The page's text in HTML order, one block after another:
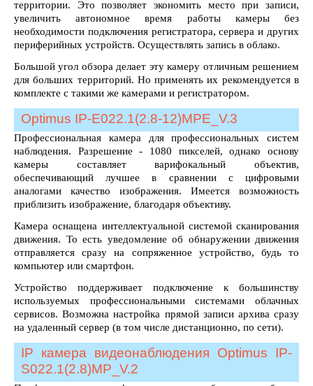
территории. Это позволяет экономить место при записи,
увеличить автономное время работы камеры без
необходимости подключения регистратора, сервера и других
периферийных устройств. Осуществлять запись в облако.
Большой угол обзора делает эту камеру отличным решением
для больших территорий. Но применять их рекомендуется в
комплекте с такими же камерами и регистратором.
Optimus IP-E022.1(2.8-12)MPE_V.3
Профессиональная камера для профессиональных систем
наблюдения. Разрешение - 1080 пикселей, однако основу
камеры составляет варифокальный объектив,
обеспечивающий лучшее в сравнении с цифровыми
аналогами качество изображения. Имеется возможность
приблизить изображение, благодаря объективу.
Камера оснащена интеллектуальной системой сканирования
движения. То есть уведомление об обнаружении движения
отправляется сразу на сопряженное устройство, будь то
компьютер или смартфон.
Устройство поддерживает подключение к большинству
используемых профессиональными системами облачных
сервисов. Возможна настройка прямой записи архива сразу
на удаленный сервер (в том числе дистанционно, по сети).
IP камера видеонаблюдения Optimus IP-
S022.1(2.8)MP_V.2